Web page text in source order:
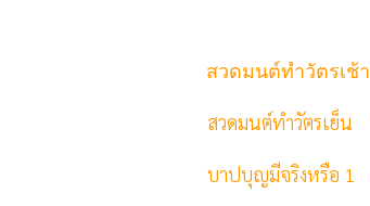
สวดมนต์ทำวัตรเช้า
สวดมนต์ทำวัตรเย็น
บาปบุญมีจริงหรือ 1